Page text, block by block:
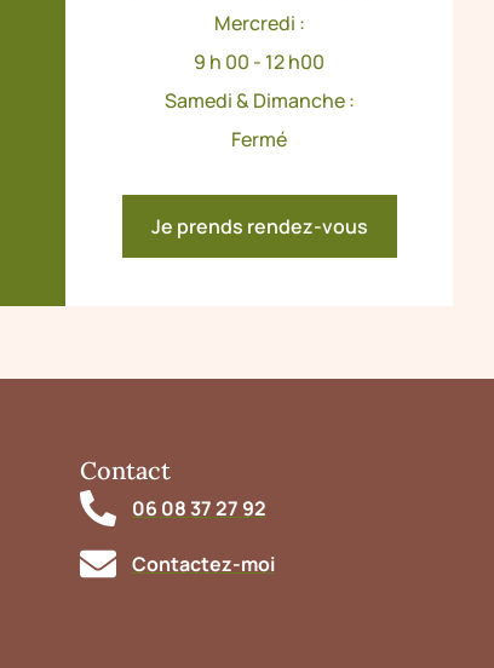
Mercredi :
9 h 00 - 12 h00
Samedi & Dimanche :
Fermé
Je prends rendez-vous
Contact
06 08 37 27 92
Contactez-moi